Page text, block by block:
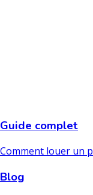
Guide complet
Comment louer un
Blog